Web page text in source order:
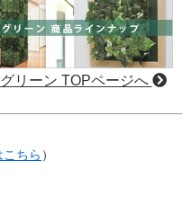
リーン TOPページへ
ちら ）